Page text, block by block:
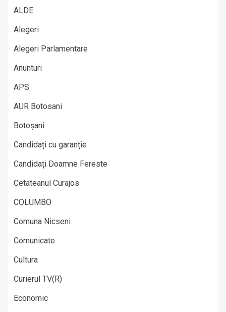
ALDE
Alegeri
Alegeri Parlamentare
Anunturi
APS
AUR Botosani
Botoșani
Candidați cu garanție
Candidați Doamne Fereste
Cetateanul Curajos
COLUMBO
Comuna Nicseni
Comunicate
Cultura
Curierul TV(R)
Economic